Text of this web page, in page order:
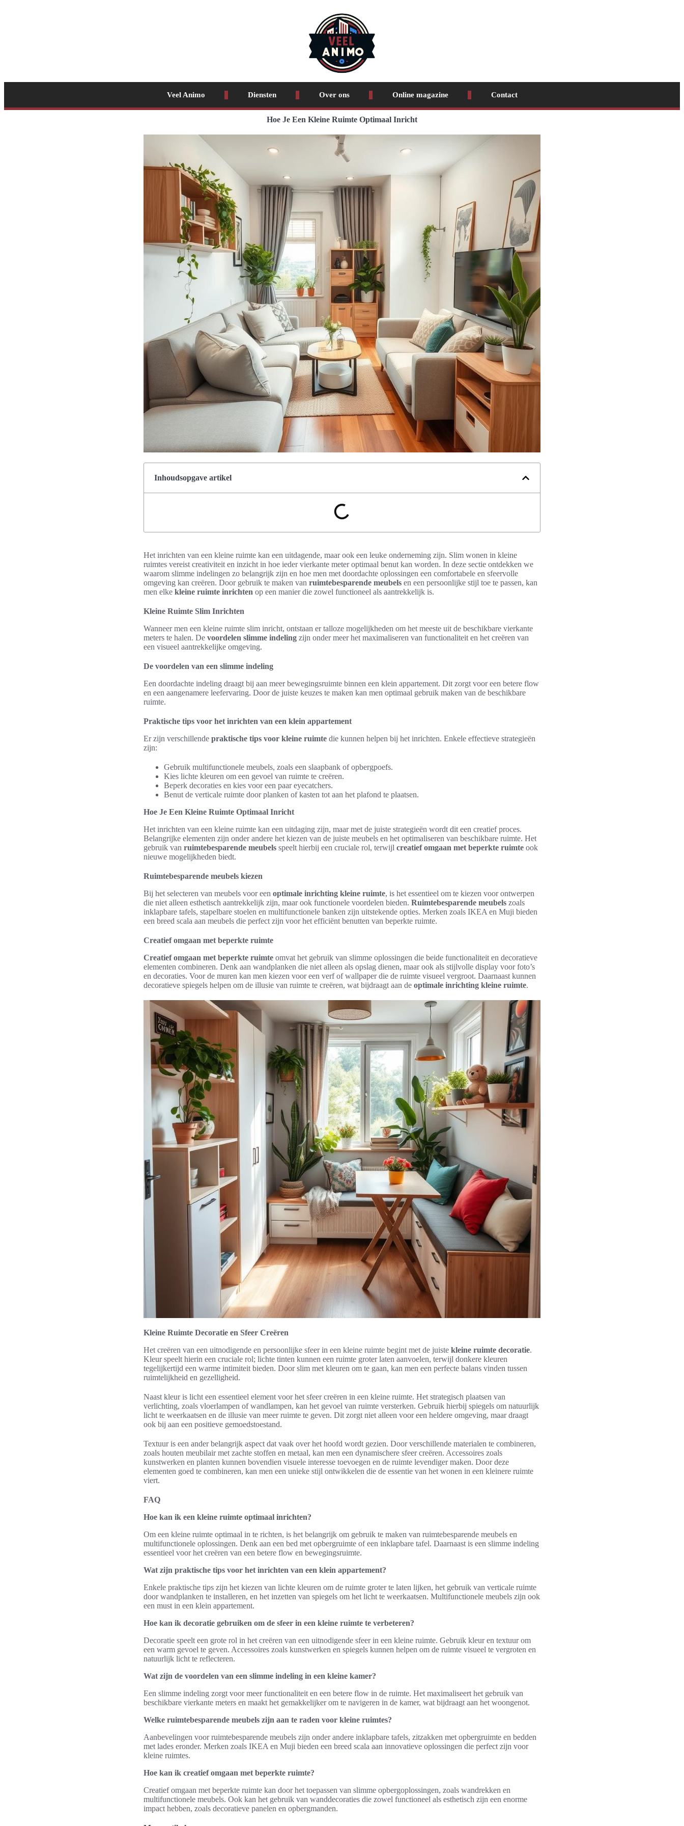
Veel Animo Diensten Over ons Online magazine Contact
Hoe Je Een Kleine Ruimte Optimaal Inricht
Inhoudsopgave artikel
Het inrichten van een kleine ruimte kan een uitdagende, maar ook een leuke onderneming zijn. Slim wonen in kleine
ruimtes vereist creativiteit en inzicht in hoe ieder vierkante meter optimaal benut kan worden. In deze sectie ontdekken we
waarom slimme indelingen zo belangrijk zijn en hoe men met doordachte oplossingen een comfortabele en sfeervolle
omgeving kan creëren. Door gebruik te maken van ruimtebesparende meubels en een persoonlijke stijl toe te passen, kan
men elke kleine ruimte inrichten op een manier die zowel functioneel als aantrekkelijk is.
Kleine Ruimte Slim Inrichten
Wanneer men een kleine ruimte slim inricht, ontstaan er talloze mogelijkheden om het meeste uit de beschikbare vierkante
meters te halen. De voordelen slimme indeling zijn onder meer het maximaliseren van functionaliteit en het creëren van
een visueel aantrekkelijke omgeving.
De voordelen van een slimme indeling
Een doordachte indeling draagt bij aan meer bewegingsruimte binnen een klein appartement. Dit zorgt voor een betere flow
en een aangenamere leefervaring. Door de juiste keuzes te maken kan men optimaal gebruik maken van de beschikbare
ruimte.
Praktische tips voor het inrichten van een klein appartement
Er zijn verschillende praktische tips voor kleine ruimte die kunnen helpen bij het inrichten. Enkele effectieve strategieën
zijn:
Gebruik multifunctionele meubels, zoals een slaapbank of opbergpoefs.
Kies lichte kleuren om een gevoel van ruimte te creëren.
Beperk decoraties en kies voor een paar eyecatchers.
Benut de verticale ruimte door planken of kasten tot aan het plafond te plaatsen.
Hoe Je Een Kleine Ruimte Optimaal Inricht
Het inrichten van een kleine ruimte kan een uitdaging zijn, maar met de juiste strategieën wordt dit een creatief proces.
Belangrijke elementen zijn onder andere het kiezen van de juiste meubels en het optimaliseren van beschikbare ruimte. Het
gebruik van ruimtebesparende meubels speelt hierbij een cruciale rol, terwijl creatief omgaan met beperkte ruimte ook
nieuwe mogelijkheden biedt.
Ruimtebesparende meubels kiezen
Bij het selecteren van meubels voor een optimale inrichting kleine ruimte, is het essentieel om te kiezen voor ontwerpen
die niet alleen esthetisch aantrekkelijk zijn, maar ook functionele voordelen bieden. Ruimtebesparende meubels zoals
inklapbare tafels, stapelbare stoelen en multifunctionele banken zijn uitstekende opties. Merken zoals IKEA en Muji bieden
een breed scala aan meubels die perfect zijn voor het efficiënt benutten van beperkte ruimte.
Creatief omgaan met beperkte ruimte
Creatief omgaan met beperkte ruimte omvat het gebruik van slimme oplossingen die beide functionaliteit en decoratieve
elementen combineren. Denk aan wandplanken die niet alleen als opslag dienen, maar ook als stijlvolle display voor foto’s
en decoraties. Voor de muren kan men kiezen voor een verf of wallpaper die de ruimte visueel vergroot. Daarnaast kunnen
decoratieve spiegels helpen om de illusie van ruimte te creëren, wat bijdraagt aan de optimale inrichting kleine ruimte.
Kleine Ruimte Decoratie en Sfeer Creëren
Het creëren van een uitnodigende en persoonlijke sfeer in een kleine ruimte begint met de juiste kleine ruimte decoratie.
Kleur speelt hierin een cruciale rol; lichte tinten kunnen een ruimte groter laten aanvoelen, terwijl donkere kleuren
tegelijkertijd een warme intimiteit bieden. Door slim met kleuren om te gaan, kan men een perfecte balans vinden tussen
ruimtelijkheid en gezelligheid.
Naast kleur is licht een essentieel element voor het sfeer creëren in een kleine ruimte. Het strategisch plaatsen van
verlichting, zoals vloerlampen of wandlampen, kan het gevoel van ruimte versterken. Gebruik hierbij spiegels om natuurlijk
licht te weerkaatsen en de illusie van meer ruimte te geven. Dit zorgt niet alleen voor een heldere omgeving, maar draagt
ook bij aan een positieve gemoedstoestand.
Textuur is een ander belangrijk aspect dat vaak over het hoofd wordt gezien. Door verschillende materialen te combineren,
zoals houten meubilair met zachte stoffen en metaal, kan men een dynamischere sfeer creëren. Accessoires zoals
kunstwerken en planten kunnen bovendien visuele interesse toevoegen en de ruimte levendiger maken. Door deze
elementen goed te combineren, kan men een unieke stijl ontwikkelen die de essentie van het wonen in een kleinere ruimte
viert.
FAQ
Hoe kan ik een kleine ruimte optimaal inrichten?
Om een kleine ruimte optimaal in te richten, is het belangrijk om gebruik te maken van ruimtebesparende meubels en
multifunctionele oplossingen. Denk aan een bed met opbergruimte of een inklapbare tafel. Daarnaast is een slimme indeling
essentieel voor het creëren van een betere flow en bewegingsruimte.
Wat zijn praktische tips voor het inrichten van een klein appartement?
Enkele praktische tips zijn het kiezen van lichte kleuren om de ruimte groter te laten lijken, het gebruik van verticale ruimte
door wandplanken te installeren, en het inzetten van spiegels om het licht te weerkaatsen. Multifunctionele meubels zijn ook
een must in een klein appartement.
Hoe kan ik decoratie gebruiken om de sfeer in een kleine ruimte te verbeteren?
Decoratie speelt een grote rol in het creëren van een uitnodigende sfeer in een kleine ruimte. Gebruik kleur en textuur om
een warm gevoel te geven. Accessoires zoals kunstwerken en spiegels kunnen helpen om de ruimte visueel te vergroten en
natuurlijk licht te reflecteren.
Wat zijn de voordelen van een slimme indeling in een kleine kamer?
Een slimme indeling zorgt voor meer functionaliteit en een betere flow in de ruimte. Het maximaliseert het gebruik van
beschikbare vierkante meters en maakt het gemakkelijker om te navigeren in de kamer, wat bijdraagt aan het woongenot.
Welke ruimtebesparende meubels zijn aan te raden voor kleine ruimtes?
Aanbevelingen voor ruimtebesparende meubels zijn onder andere inklapbare tafels, zitzakken met opbergruimte en bedden
met lades eronder. Merken zoals IKEA en Muji bieden een breed scala aan innovatieve oplossingen die perfect zijn voor
kleine ruimtes.
Hoe kan ik creatief omgaan met beperkte ruimte?
Creatief omgaan met beperkte ruimte kan door het toepassen van slimme opbergoplossingen, zoals wandrekken en
multifunctionele meubels. Ook kan het gebruik van wanddecoraties die zowel functioneel als esthetisch zijn een enorme
impact hebben, zoals decoratieve panelen en opbergmanden.